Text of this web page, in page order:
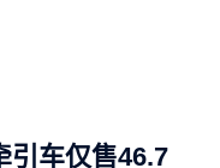
引车仅售46.7